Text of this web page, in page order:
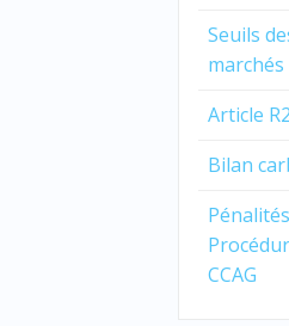
Seuils
Article
Bilan
CCAG